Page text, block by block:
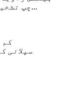
چپ تشخیص فراہم کرنا۔بھاری ڈو کے لیے مثالی...
کم
سپلائی